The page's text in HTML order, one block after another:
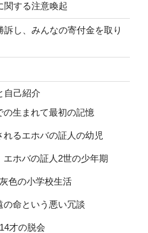
関する注意喚起
し、みんなの寄付金を取り
自己紹介
の生まれて最初の記憶
るエホバの証人の幼児
ホバの証人2世の少年期
色の小学校生活
の命という悪い冗談
才の脱会